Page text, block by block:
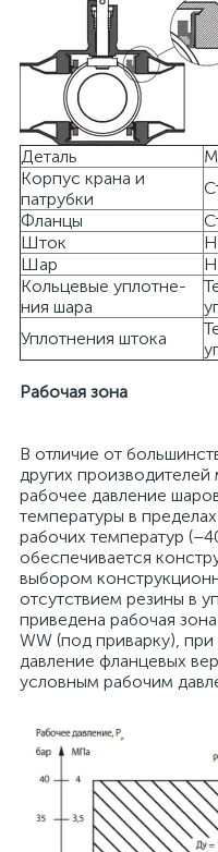
Деталь
Корпус крана и
патрубки
Фланцы
Шток
Шар
Кольцевые уплотне-
ния шара
Уплотнения штока
Рабочая зона
В отличие от
других
рабочее давление
температуры в
рабочих температур
обеспечивается
выбором
отсутствием резины в
приведена рабочая
WW (под приварку),
давление фланцевых
условным рабочим